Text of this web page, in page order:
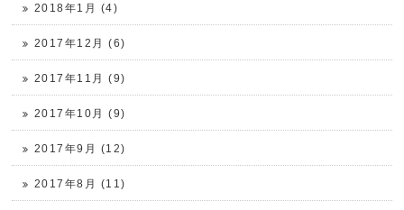
2018年1月 (4)
2017年12月 (6)
2017年11月 (9)
2017年10月 (9)
2017年9月 (12)
2017年8月 (11)